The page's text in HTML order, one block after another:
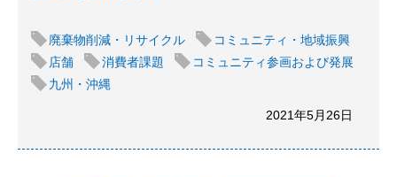
廃棄物削減・リサイクル
コミュニティ・地域振興
店舗
消費者課題
コミュニティ参画および発展
九州・沖縄
2021年5月26日